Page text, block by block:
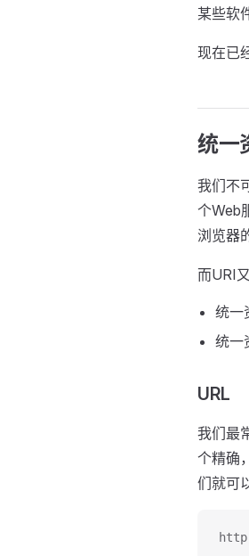
某些软
现在已
统一
我们不
个Web
浏览器
而URI
统一
统一
URL
我们最
个精确
们就可